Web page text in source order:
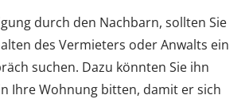
durch den Nachbarn, sollten Sie
des Vermieters oder Anwalts ein
suchen. Dazu könnten Sie ihn
Ihre Wohnung bitten, damit er sich